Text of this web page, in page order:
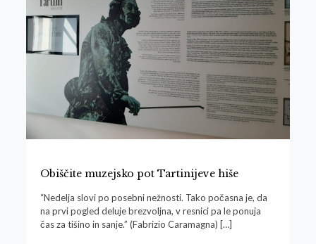
Obiščite muzejsko pot Tartinijeve hiše
“Nedelja slovi po posebni nežnosti. Tako počasna je, da
na prvi pogled deluje brezvoljna, v resnici pa le ponuja
čas za tišino in sanje.” (Fabrizio Caramagna) […]